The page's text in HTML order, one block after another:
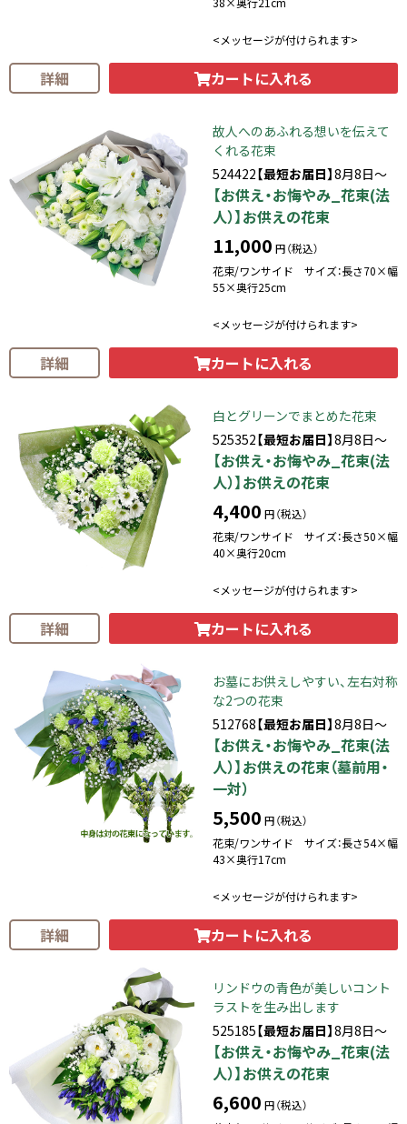
<メッセージが付けられます>
詳細 カートに入れる
故人へのあふれる想いを伝えて
くれる花束
524422【最短お届日】8月8日～
【お供え・お悔やみ_花束(法
人）】お供えの花束
11,000 円（税込）
花束/ワンサイド サイズ：長さ70×幅
55×奥行25cm
<メッセージが付けられます>
詳細 カートに入れる
白とグリーンでまとめた花束
525352【最短お届日】8月8日～
【お供え・お悔やみ_花束(法
人）】お供えの花束
4,400 円（税込）
花束/ワンサイド サイズ：長さ50×幅
40×奥行20cm
<メッセージが付けられます>
詳細 カートに入れる
お墓にお供えしやすい、左右対称
な2つの花束
512768【最短お届日】8月8日～
【お供え・お悔やみ_花束(法
人）】お供えの花束（墓前用・
一対）
5,500 円（税込）
花束/ワンサイド サイズ：長さ54×幅
43×奥行17cm
<メッセージが付けられます>
詳細 カートに入れる
リンドウの青色が美しいコント
ラストを生み出します
525185【最短お届日】8月8日～
【お供え・お悔やみ_花束(法
人）】お供えの花束
6,600 円（税込）